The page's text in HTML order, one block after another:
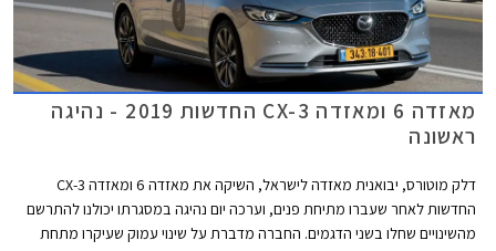
מאזדה 6 ומאזדה CX-3 החדשות 2019 - נהיגה
ראשונה
דלק מוטורס, יבואנית מאזדה לישראל, השיקה את מאזדה 6 ומאזדה CX-3
החדשות לאחר שעברו מתיחת פנים, וערכה יום נהיגה במסגרתו יכולנו להתרשם
מהשינויים שחלו בשני הדגמים. החברה מדברת על שינוי עמוק שעיקרו מתחת